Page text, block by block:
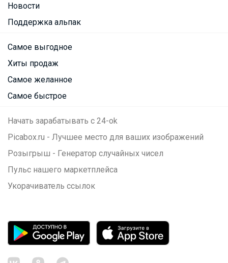
Новости
Поддержка альпак
Самое выгодное
Хиты продаж
Самое желанное
Самое быстрое
Начать зарабатывать с 24-ok
Picabox.ru - Лучшее место для ваших изображений
Розыгрыш - Генератор случайных чисел
Пульс нашего маркетплейса
Укорачиватель ссылок